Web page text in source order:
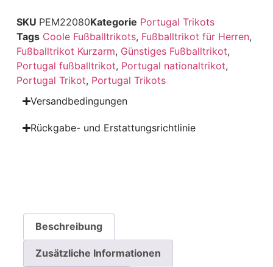
SKU PEM22080Kategorie Portugal Trikots
Tags Coole Fußballtrikots, Fußballtrikot für Herren,
Fußballtrikot Kurzarm, Günstiges Fußballtrikot,
Portugal fußballtrikot, Portugal nationaltrikot,
Portugal Trikot, Portugal Trikots
Versandbedingungen
Rückgabe- und Erstattungsrichtlinie
Beschreibung
Zusätzliche Informationen